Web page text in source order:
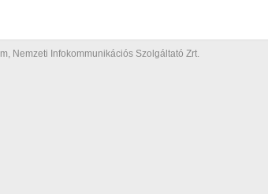
Nemzeti Infokommunikációs Szolgáltató Zrt.